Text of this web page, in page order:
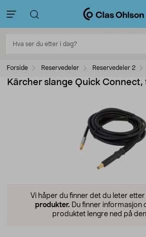
Forside Reservedeler Reservedeler 2
Kärcher slange Quick Connect,
Vi håper du finner det du leter
produkter. Du finner informasjon
produktet lengre ned på